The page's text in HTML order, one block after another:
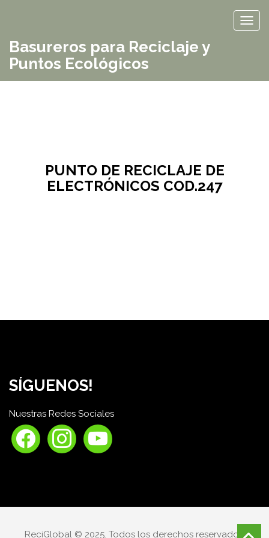
Basureros para Reciclaje y
Puntos Ecológicos
PUNTO DE RECICLAJE DE
ELECTRÓNICOS COD.247
SÍGUENOS!
Nuestras Redes Sociales
facebookinstagramyoutube
ReciGlobal © 2025. Todos los derechos reservados.